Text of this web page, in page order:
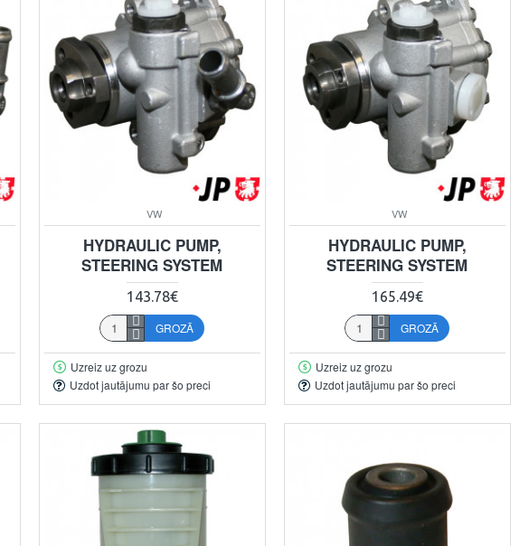
VW
HYDRAULIC PUMP,
STEERING SYSTEM
143.78€
GROZĀ
Uzreiz uz grozu
Uzdot jautājumu par šo preci
VW
HYDRAULIC PUMP,
STEERING SYSTEM
165.49€
GROZĀ
Uzreiz uz grozu
Uzdot jautājumu par šo preci